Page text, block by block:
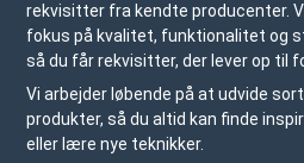
rekvisitter fra kendte producenter.
fokus på kvalitet, funktionalitet og
så du får rekvisitter, der lever op til
Vi arbejder løbende på at udvide
produkter, så du altid kan finde
eller lære nye teknikker.